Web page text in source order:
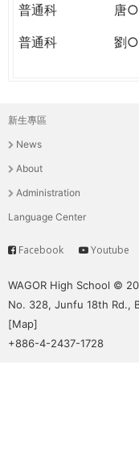
普通科
唐
普通科
劉
主
選
單
新生專區
News
About
Administration
Language Center
Service
Facebook Youtube
WAGOR High School ©
No. 328, Junfu 18th Rd.,
[Map]
+886-4-2437-1728